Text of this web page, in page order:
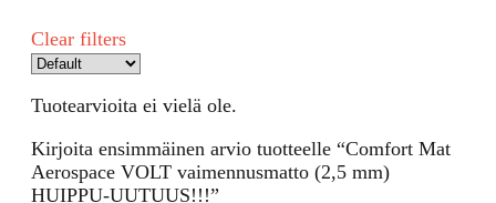
Clear filters
Tuotearvioita ei vielä ole.
Kirjoita ensimmäinen arvio tuotteelle “Comfort Mat
Aerospace VOLT vaimennusmatto (2,5 mm)
HUIPPU-UUTUUS!!!”